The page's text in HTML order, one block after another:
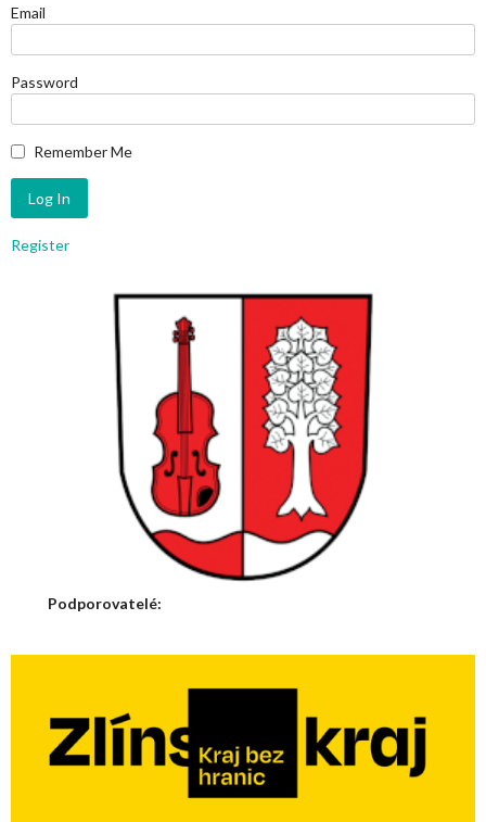
Email
Password
Remember Me
Register
Podporovatelé: